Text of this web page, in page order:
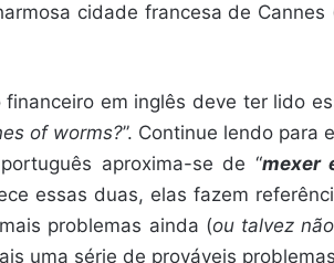
cidade francesa de Cannes
em inglês deve ter lido
of worms?”. Continue lendo para
aproxima-se de “mexer
essas duas, elas fazem
problemas ainda (ou talvez não
uma série de prováveis